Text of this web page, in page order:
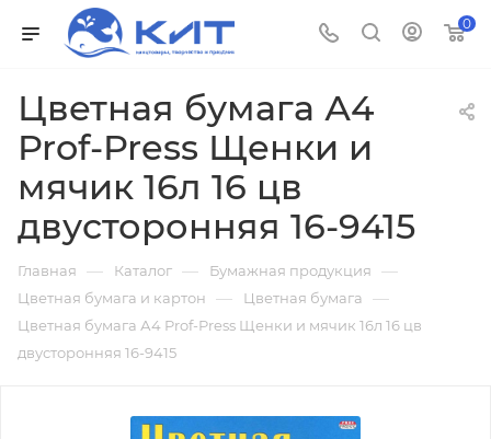
0
Цветная бумага А4
Prof-Press Щенки и
мячик 16л 16 цв
двусторонняя 16-9415
Главная — Каталог — Бумажная продукция —
Цветная бумага и картон — Цветная бумага —
Цветная бумага А4 Prof-Press Щенки и мячик 16л 16 цв
двусторонняя 16-9415